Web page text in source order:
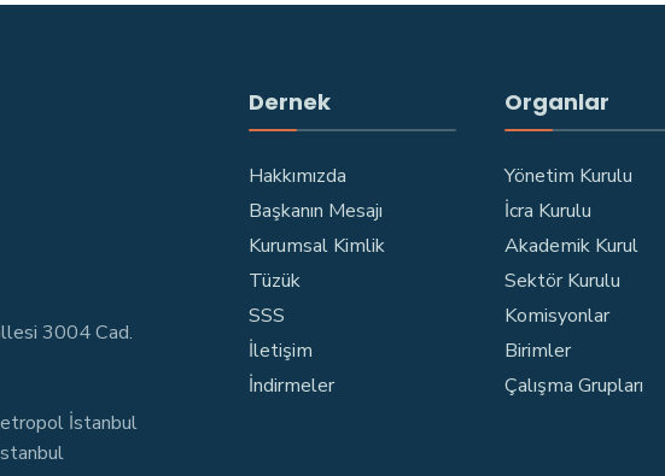
3004 Cad.
İstanbul
Dernek
Hakkımızda
Başkanın Mesajı
Kurumsal Kimlik
Tüzük
SSS
İletişim
İndirmeler
Organlar
Yönetim Kurulu
İcra Kurulu
Akademik Kurul
Sektör Kurulu
Komisyonlar
Birimler
Çalışma Grupları